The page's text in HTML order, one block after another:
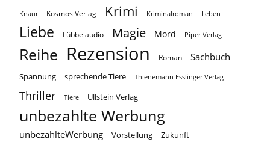
Knaur Kosmos Verlag Krimi Kriminalroman Leben
Liebe Lübbe audio Magie Mord Piper Verlag
Reihe Rezension Roman Sachbuch
Spannung sprechende Tiere Thienemann Esslinger Verlag
Thriller Tiere Ullstein Verlag
unbezahlte Werbung
unbezahlteWerbung Vorstellung Zukunft